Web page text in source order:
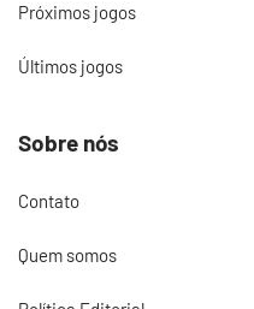
Próximos jogos
Últimos jogos
Sobre nós
Contato
Quem somos